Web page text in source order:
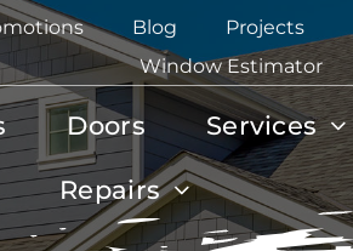
Blog Projects
Window Estimator
Doors Services
Repairs